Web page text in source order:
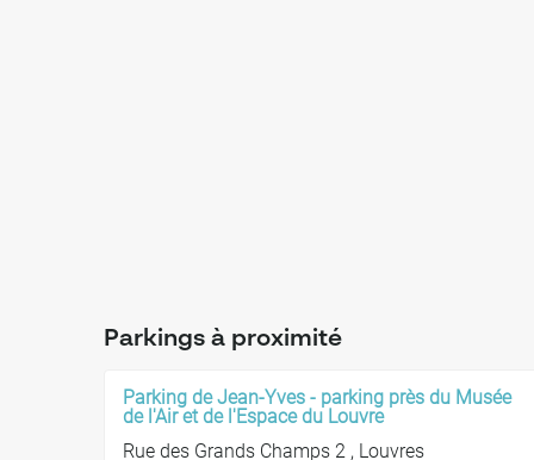
Parkings à proximité
Parking de Jean-Yves - parking près du Musée
de l'Air et de l'Espace du Louvre
Rue des Grands Champs 2 , Louvres